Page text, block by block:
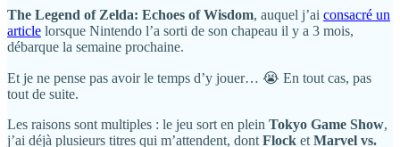
The Legend of Zelda: Echoes of Wisdom, auquel j’ai consacré un
article lorsque Nintendo l’a sorti de son chapeau il y a 3 mois,
débarque la semaine prochaine.
Et je ne pense pas avoir le temps d’y jouer… 😭 En tout cas, pas
tout de suite.
Les raisons sont multiples : le jeu sort en plein Tokyo Game Show,
j’ai déjà plusieurs titres qui m’attendent, dont Flock et Marvel vs.